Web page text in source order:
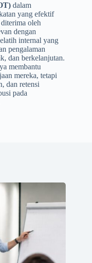
dalam
yang efektif
oleh
dengan
internal yang
pengalaman
dan berkelanjutan.
membantu
mereka, tetapi
dan retensi
pada